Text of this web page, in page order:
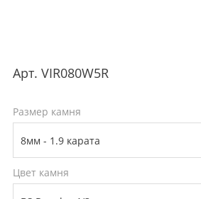
Арт. VIR080W5R
Размер камня
Цвет камня